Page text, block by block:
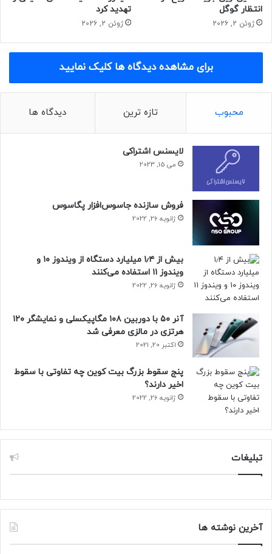
انتظار گوگل
ژوئن 2, 2026
تهدید کرد
ژوئن 2, 2026
برای مشاهده دیدگاه ها کلیک نمایید
محبوب تازه ترین دیدگاه ها
لایسنس اشتراکی
می 15, 2023
فروش سازنده جاسوس‌افزار پگاسوس
ژانویه 26, 2022
بیش از ۱٫۴ میلیارد دستگاه از ویندوز ۱۰ و
ویندوز ۱۱ استفاده می‌کنند
ژانویه 26, 2022
آنر ۵۰ با دوربین ۱۰۸ مگاپیکسلی و نمایشگر ۱۲۰
هرتزی در مالزی معرفی شد
اکتبر 20, 2021
پنج سقوط بزرگ بیت کوین چه تفاوتی با سقوط
اخیر دارند؟
ژانویه 26, 2022
تبلیغات
آخرین نوشته ها